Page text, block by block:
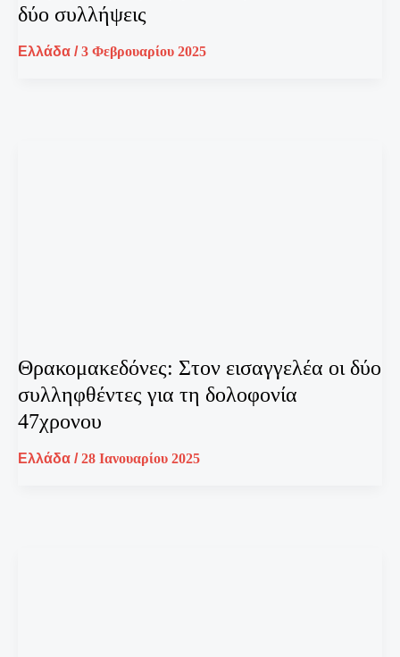
δύο συλλήψεις
Ελλάδα /3 Φεβρουαρίου 2025
Θρακομακεδόνες: Στον εισαγγελέα οι δύο
συλληφθέντες για τη δολοφονία
47χρονου
Ελλάδα /28 Ιανουαρίου 2025